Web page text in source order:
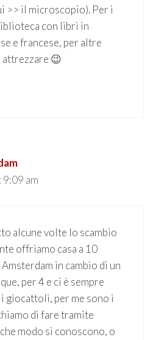
>> il microscopio). Per i
con libri in
e francese, per altre
😉
am
alcune volte lo scambio
offriamo casa a 10
in cambio di un
per 4 e ci è sempre
i giocattoli, per me sono i
di fare tramite
modo si conoscono, o